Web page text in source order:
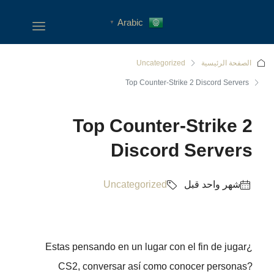
Arabic
▼
الصفحة الرئيسية Uncategorized
Top Counter-Strike 2 Discord Servers
Top Counter-Strike 2
Discord Servers
‏شهر واحد قبل Uncategorized
¿Estas pensando en un lugar con el fin de jugar
CS2, conversar así­ como conocer personas?